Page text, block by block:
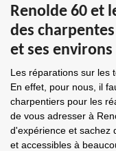
Renolde 60 et
des
et ses environs
Les réparations sur les
En effet, pour nous, il
charpentiers pour les
de vous adresser à
d'expérience et sachez
et accessibles à